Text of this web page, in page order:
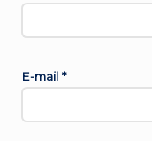
E-mail *